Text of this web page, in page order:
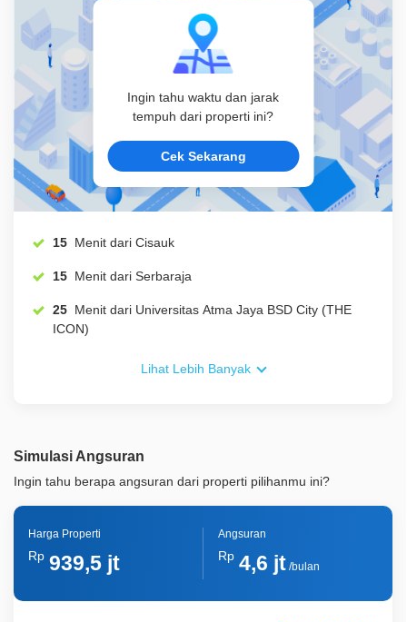
Ingin tahu waktu dan jarak
tempuh dari properti ini?
Cek Sekarang
15 Menit dari Cisauk
15 Menit dari Serbaraja
25 Menit dari Universitas Atma Jaya BSD City (THE
ICON)
Lihat Lebih Banyak
Simulasi Angsuran
Ingin tahu berapa angsuran dari properti pilihanmu ini?
Harga Properti
Rp 939,5 jt
Angsuran
Rp 4,6 jt/bulan